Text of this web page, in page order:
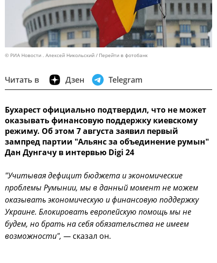
© РИА Новости . Алексей Никольский Перейти в фотобанк
Читать в Дзен Telegram
Бухарест официально подтвердил, что не может
оказывать финансовую поддержку киевскому
режиму. Об этом 7 августа заявил первый
зампред партии "Альянс за объединение румын"
Дан Дунгачу в интервью Digi 24
"Учитывая дефицит бюджета и экономические
проблемы Румынии, мы в данный момент не можем
оказывать экономическую и финансовую поддержку
Украине. Блокировать европейскую помощь мы не
будем, но брать на себя обязательства не имеем
возможности", — сказал он.